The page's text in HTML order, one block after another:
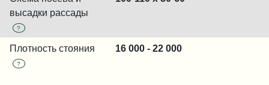
высадки рассады
?
Плотность стояния
?
16 000 - 22 000